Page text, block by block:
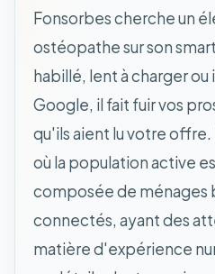
Fonsorbes cherche un
ostéopathe sur son
habillé, lent à charger ou
Google, il fait fuir vos
qu'ils aient lu votre offre.
où la population active
composée de ménages
connectés, ayant des
matière d'expérience